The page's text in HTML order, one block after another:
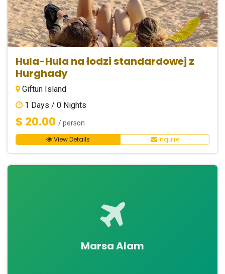
Hula-Hula na łodzi standardowej z
Hurghady
Giftun Island
1 Days / 0 Nights
$ 20.00 / person
View Details Inquire
Marsa Alam